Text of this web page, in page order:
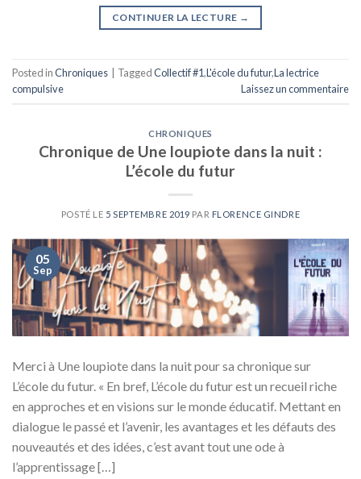
CONTINUER LA LECTURE →
Posted inChroniques TaggedCollectif #1,L'école du futur,La lectrice
compulsive
Laissez un commentaire
CHRONIQUES
Chronique de Une loupiote dans la nuit :
L’école du futur
POSTÉ LE 5 SEPTEMBRE 2019 PAR FLORENCE GINDRE
05
Sep
Merci à Une loupiote dans la nuit pour sa chronique sur
L’école du futur. « En bref, L’école du futur est un recueil riche
en approches et en visions sur le monde éducatif. Mettant en
dialogue le passé et l’avenir, les avantages et les défauts des
nouveautés et des idées, c’est avant tout une ode à
l’apprentissage […]